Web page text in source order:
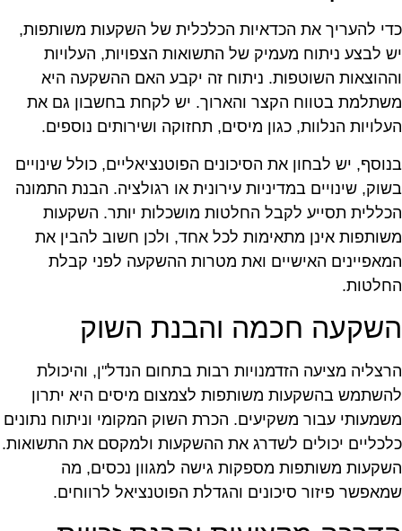
להעריך את הכדאיות הכלכלית של השקעות משותפות,
לבצע ניתוח מעמיק של התשואות הצפויות, העלויות
השוטפות. ניתוח זה יקבע האם ההשקעה היא
בטווח הקצר והארוך. יש לקחת בחשבון גם את
הנלוות, כגון מיסים, תחזוקה ושירותים נוספים.
יש לבחון את הסיכונים הפוטנציאליים, כולל שינויים
שינויים במדיניות עירונית או רגולציה. הבנת התמונה
תסייע לקבל החלטות מושכלות יותר. השקעות
אינן מתאימות לכל אחד, ולכן חשוב להבין את
האישיים ואת מטרות ההשקעה לפני קבלת
חכמה והבנת השוק
מציעה הזדמנויות רבות בתחום הנדל"ן, והיכולת
בהשקעות משותפות לצמצום מיסים היא יתרון
עבור משקיעים. הכרת השוק המקומי וניתוח נתונים
יכולים לשדרג את ההשקעות ולמקסם את התשואות.
משותפות מספקות גישה למגוון נכסים, מה
פיזור סיכונים והגדלת הפוטנציאל לרווחים.